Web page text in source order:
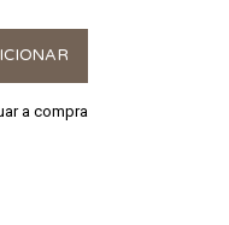
a compra